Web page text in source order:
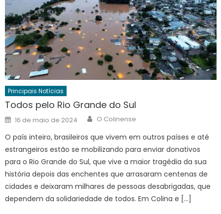
Principais Notícias
Todos pelo Rio Grande do Sul
Posted
on
16 de maio de 2024 Author
O Colinense
O país inteiro, brasileiros que vivem em outros países e até
estrangeiros estão se mobilizando para enviar donativos
para o Rio Grande do Sul, que vive a maior tragédia da sua
história depois das enchentes que arrasaram centenas de
cidades e deixaram milhares de pessoas desabrigadas, que
dependem da solidariedade de todos. Em Colina e […]